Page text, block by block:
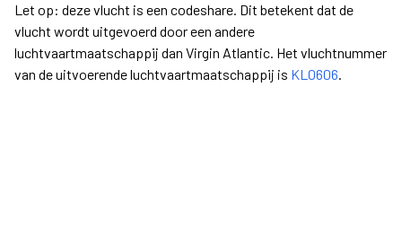
Let op: deze vlucht is een codeshare. Dit betekent dat de
vlucht wordt uitgevoerd door een andere
luchtvaartmaatschappij dan Virgin Atlantic. Het vluchtnummer
van de uitvoerende luchtvaartmaatschappij is KL0606.